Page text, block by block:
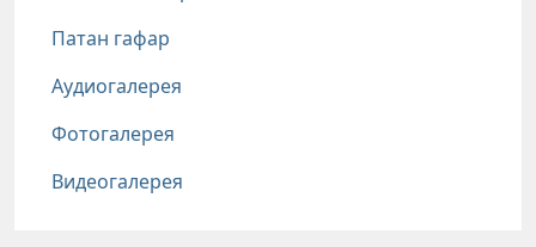
Патан гафар
Аудиогалерея
Фотогалерея
Видеогалерея